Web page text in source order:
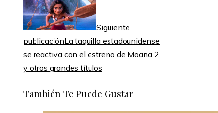
Siguiente
publicaciónLa taquilla estadounidense
se reactiva con el estreno de Moana 2
y otros grandes títulos
También Te Puede Gustar